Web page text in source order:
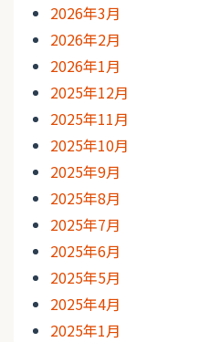
2026年3月
2026年2月
2026年1月
2025年12月
2025年11月
2025年10月
2025年9月
2025年8月
2025年7月
2025年6月
2025年5月
2025年4月
2025年1月